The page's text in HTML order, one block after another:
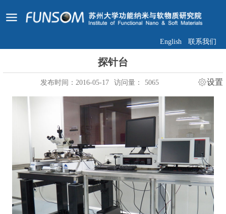
联系我们
English
探针台
发布时间：2016-05-17 访问量： 5065 设置